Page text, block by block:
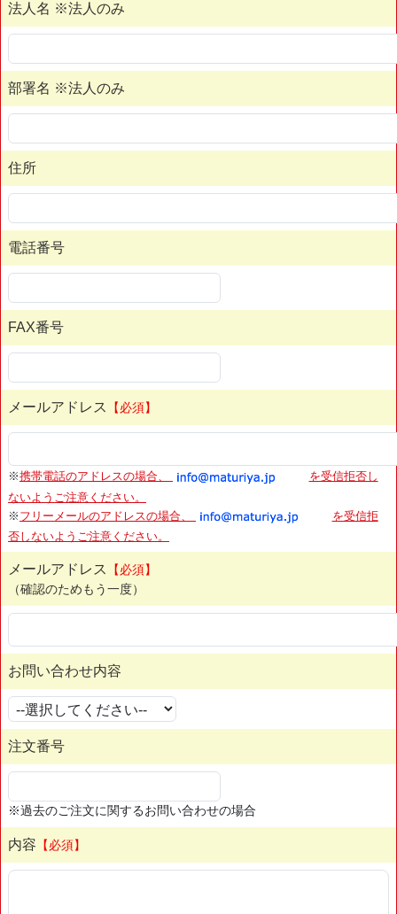
法人名 ※法人のみ
部署名 ※法人のみ
住所
電話番号
FAX番号
メールアドレス 【必須】
※携帯電話のアドレスの場合、
を受信拒否し
ないようご注意ください。
※ フリーメールのアドレスの場合、
を受信拒
否しないようご注意ください。
メールアドレス
【必須】
（確認のためもう一度）
お問い合わせ内容
注文番号
※過去のご注文に関するお問い合わせの場合
内容 【必須】